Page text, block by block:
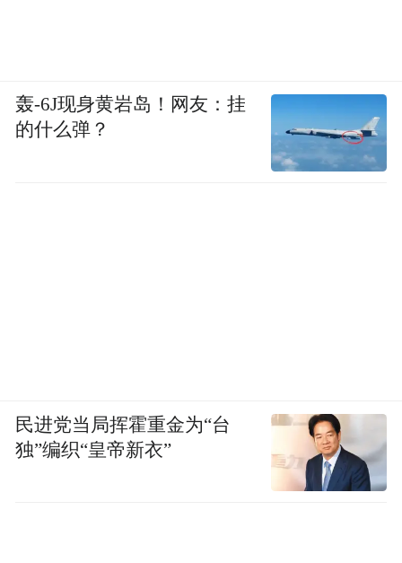
轰-6J现身黄岩岛！网友：挂
的什么弹？
民进党当局挥霍重金为“台
独”编织“皇帝新衣”